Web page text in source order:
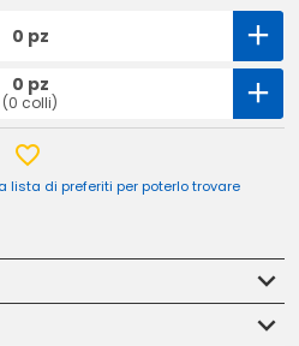
0 pz
0 pz
(0 colli)
lista di preferiti per poterlo trovare